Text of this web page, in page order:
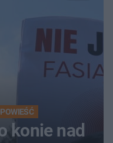
konie nad